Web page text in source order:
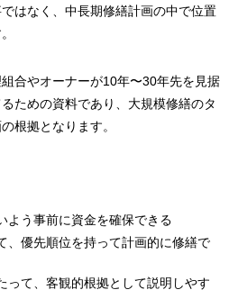
はなく、中長期修繕計画の中で位置
合やオーナーが10年〜30年先を見据
ための資料であり、大規模修繕のタ
根拠となります。
よう事前に資金を確保できる
、優先順位を持って計画的に修繕で
って、客観的根拠として説明しやす